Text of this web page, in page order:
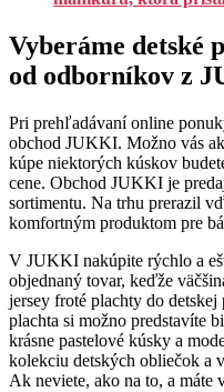
Vyberáme detské
od odborníkov z
Pri prehľadávaní online
obchod JUKKI. Možno vás
kúpe niektorých kúskov
cene. Obchod JUKKI je
sortimentu. Na trhu prerazil
komfortným produktom pre
V JUKKI nakúpite rýchlo a
objednaný tovar, keďže
jersey froté plachty do
plachta si možno predstavíte
krásne pastelové kúsky a
kolekciu detských obliečok a
Ak neviete, ako na to, a máte